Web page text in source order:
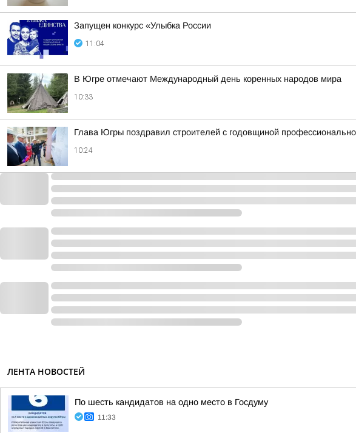
Запущен конкурс «Улыбка России
11:04
В Югре отмечают Международный день коренных народов мира
10:33
Глава Югры поздравил строителей с годовщиной
10:24
ЛЕНТА НОВОСТЕЙ
По шесть кандидатов на одно место в Госдуму
11:33